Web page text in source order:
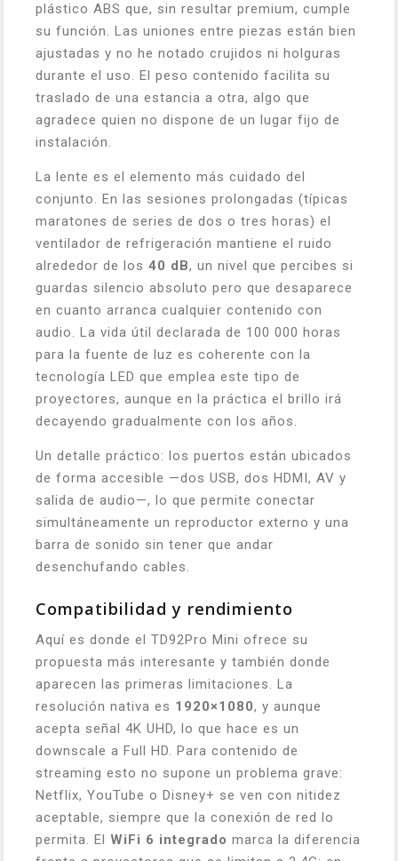
plástico ABS que, sin resultar premium, cumple
su función. Las uniones entre piezas están bien
ajustadas y no he notado crujidos ni holguras
durante el uso. El peso contenido facilita su
traslado de una estancia a otra, algo que
agradece quien no dispone de un lugar fijo de
instalación.
La lente es el elemento más cuidado del
conjunto. En las sesiones prolongadas (típicas
maratones de series de dos o tres horas) el
ventilador de refrigeración mantiene el ruido
alrededor de los 40 dB, un nivel que percibes si
guardas silencio absoluto pero que desaparece
en cuanto arranca cualquier contenido con
audio. La vida útil declarada de 100 000 horas
para la fuente de luz es coherente con la
tecnología LED que emplea este tipo de
proyectores, aunque en la práctica el brillo irá
decayendo gradualmente con los años.
Un detalle práctico: los puertos están ubicados
de forma accesible —dos USB, dos HDMI, AV y
salida de audio—, lo que permite conectar
simultáneamente un reproductor externo y una
barra de sonido sin tener que andar
desenchufando cables.
Compatibilidad y rendimiento
Aquí es donde el TD92Pro Mini ofrece su
propuesta más interesante y también donde
aparecen las primeras limitaciones. La
resolución nativa es 1920×1080, y aunque
acepta señal 4K UHD, lo que hace es un
downscale a Full HD. Para contenido de
streaming esto no supone un problema grave:
Netflix, YouTube o Disney+ se ven con nitidez
aceptable, siempre que la conexión de red lo
permita. El WiFi 6 integrado marca la diferencia